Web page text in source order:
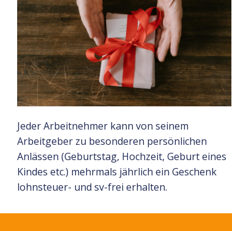
Jeder Arbeitnehmer kann von seinem
Arbeitgeber zu besonderen persönlichen
Anlässen (Geburtstag, Hochzeit, Geburt eines
Kindes etc.) mehrmals jährlich ein Geschenk
lohnsteuer- und sv-frei erhalten.